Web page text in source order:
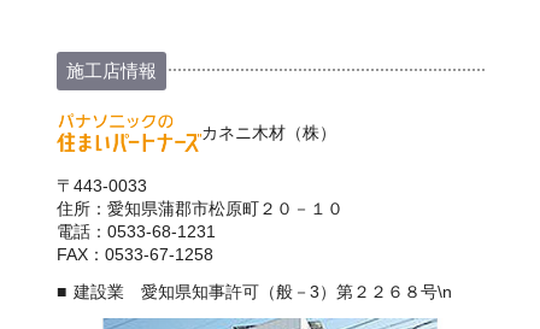
施工店情報
カネニ木材（株）
〒443-0033
住所：愛知県蒲郡市松原町２０－１０
電話：0533-68-1231
FAX：0533-67-1258
建設業 愛知県知事許可（般－3）第２２６８号\n